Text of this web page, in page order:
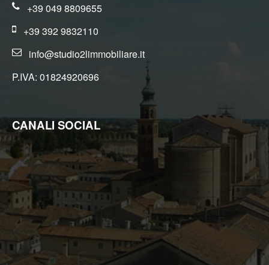
+39 049 8809655
+39 392 9832110
info@studio2limmobiliare.it
P.IVA: 01824920696
CANALI SOCIAL